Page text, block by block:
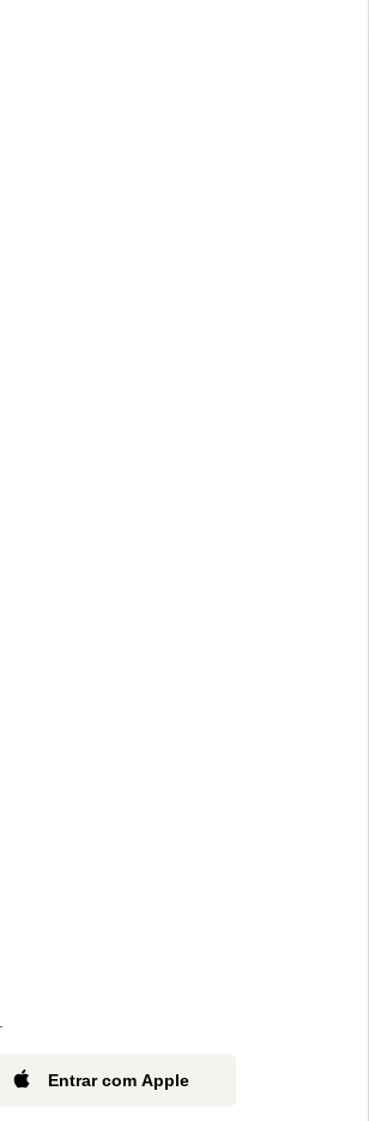
Entrar com Apple